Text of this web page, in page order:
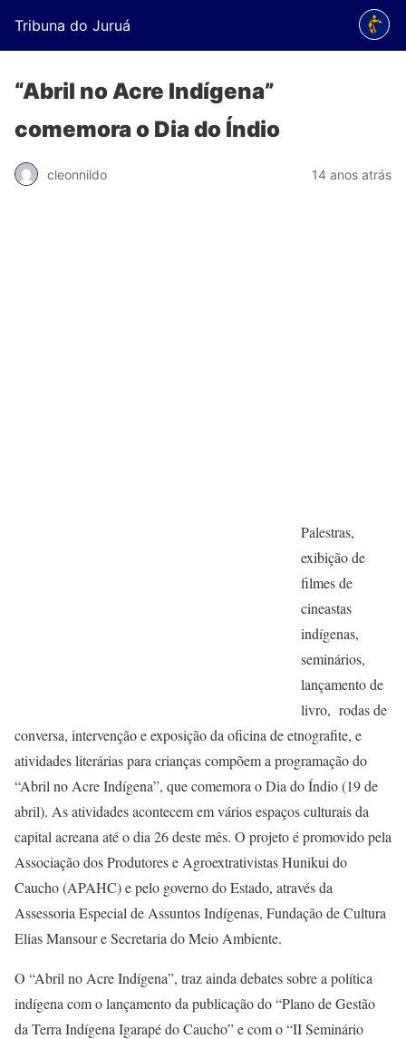
Tribuna do Juruá
“Abril no Acre Indígena”
comemora o Dia do Índio
cleonnildo 14 anos atrás
Palestras,
exibição de
filmes de
cineastas
indígenas,
seminários,
lançamento de
livro, rodas de
conversa, intervenção e exposição da oficina de etnografite, e
atividades literárias para crianças compõem a programação do
“Abril no Acre Indígena”, que comemora o Dia do Índio (19 de
abril). As atividades acontecem em vários espaços culturais da
capital acreana até o dia 26 deste mês. O projeto é promovido pela
Associação dos Produtores e Agroextrativistas Hunikui do
Caucho (APAHC) e pelo governo do Estado, através da
Assessoria Especial de Assuntos Indígenas, Fundação de Cultura
Elias Mansour e Secretaria do Meio Ambiente.
O “Abril no Acre Indígena”, traz ainda debates sobre a política
indígena com o lançamento da publicação do “Plano de Gestão
da Terra Indígena Igarapé do Caucho” e com o “II Seminário